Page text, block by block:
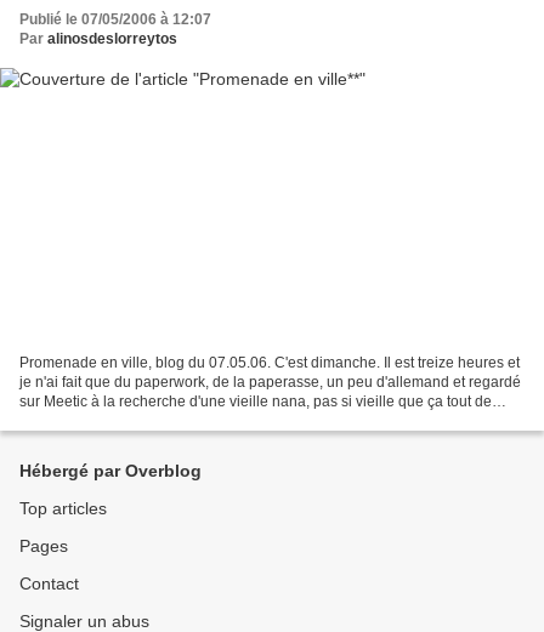
Publié le 07/05/2006 à 12:07
Par alinosdeslorreytos
Promenade en ville, blog du 07.05.06. C'est dimanche. Il est treize heures et
je n'ai fait que du paperwork, de la paperasse, un peu d'allemand et regardé
sur Meetic à la recherche d'une vieille nana, pas si vieille que ça tout de
Hébergé par Overblog
Top articles
Pages
Contact
Signaler un abus